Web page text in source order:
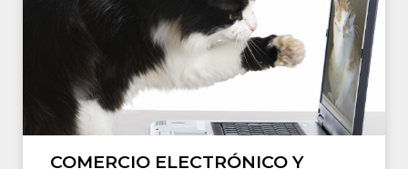
COMERCIO ELECTRÓNICO Y